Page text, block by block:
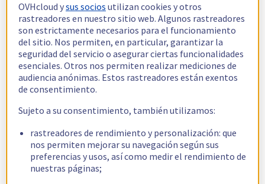
OVHcloud ysus socios utilizan cookies y otros
rastreadores en nuestro sitio web. Algunos rastreadores
son estrictamente necesarios para el funcionamiento
del sitio. Nos permiten, en particular, garantizar la
seguridad del servicio o asegurar ciertas funcionalidades
esenciales. Otros nos permiten realizar mediciones de
audiencia anónimas. Estos rastreadores están exentos
de consentimiento.
Sujeto a su consentimiento, también utilizamos:
rastreadores de rendimiento y personalización: que
nos permiten mejorar su navegación según sus
preferencias y usos, así como medir el rendimiento de
nuestras páginas;